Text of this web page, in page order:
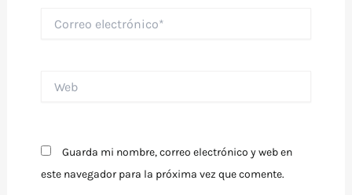
electrónico*
Guarda mi nombre, correo electrónico y web en
este navegador para la próxima vez que comente.